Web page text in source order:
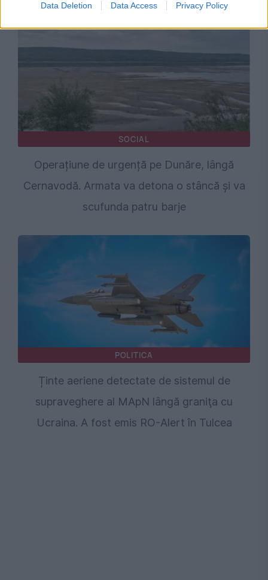
Data Deletion Data Access Privacy Policy
SOCIAL
Operațiune de urgență pe Dunăre, lângă
Cernavodă. Armata va detona o stâncă și va
scufunda patru barje
POLITICA
Ținte aeriene detectate de sistemul de
supraveghere al MApN lângă graniţa cu
Ucraina. A fost emis RO-Alert în Tulcea